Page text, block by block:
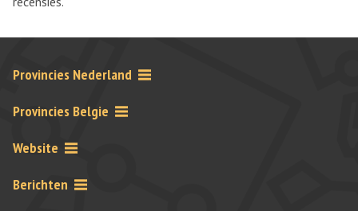
Provincies Nederland
Provincies Belgie
Website
Berichten